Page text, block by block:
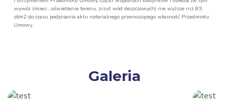
wywóz śmieci , oświetlenie terenu, zrzut wód deszczowych) nie wyższe niż 8,9
zł/m2 do czasu podpisania aktu notarialnego przenoszącego własność Przedmiotu
Umowy.
Galeria